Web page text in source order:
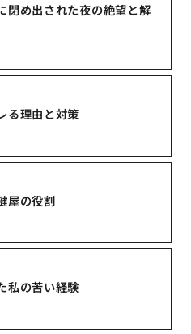
閉め出された夜の絶望と解
る理由と対策
屋の役割
私の苦い経験